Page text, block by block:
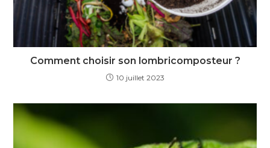
Comment choisir son lombricomposteur ?
10 juillet 2023